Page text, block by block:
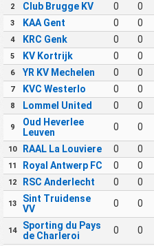
2 Club Brugge KV 0 0
3 KAA Gent 0 0
4 KRC Genk 0 0
5 KV Kortrijk 0 0
6 YR KV Mechelen 0 0
7 KVC Westerlo 0 0
8 Lommel United 0 0
9
Oud Heverlee
Leuven
0 0
10 RAAL La Louviere 0 0
11 Royal Antwerp FC 0 0
12 RSC Anderlecht 0 0
13
Sint Truidense
VV
0 0
14
Sporting du Pays
de Charleroi
0 0